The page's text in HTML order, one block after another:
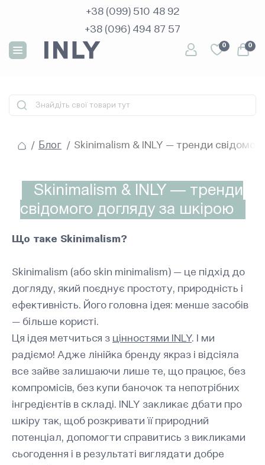
+38 (099) 510 48 92
+38 (096) 494 87 57
+38 (099) 510 48 92
+38 (096) 494 87 57
0 0
Блог Skinimalism & INLY — тренди
Skinimalism & INLY — тренди
свідомого догляду за шкірою
Що таке Skinimalism?
Skinimalism (або skin minimalism) — це підхід до
догляду, який поєднує простоту, природність і
ефективність. Його головна ідея: менше засобів
— більше користі.
Ця ідея метчиться з цінностями INLY. І ми
радіємо! Адже лінійка бренду якраз і відсіяла
все зайве залишаючи лише те, що працює, без
компромісів, без купи баночок та непотрібних
інгредієнтів в складі. INLY закликає дбати про
шкіру так, щоб розкривати її природний
потенціал, допомогти справитись з викликами
сьогодення і в результаті виглядати добре